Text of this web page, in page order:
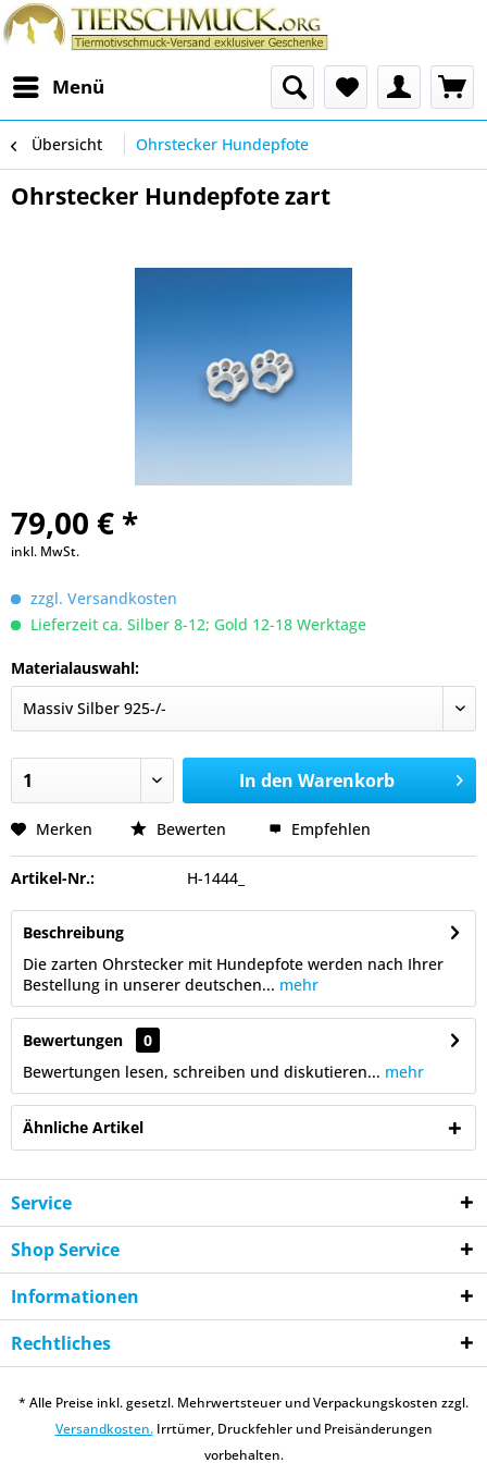
Menü
Übersicht Ohrstecker Hundepfote
Ohrstecker Hundepfote zart
79,00 € *
inkl. MwSt.
zzgl. Versandkosten
Lieferzeit ca. Silber 8-12; Gold 12-18 Werktage
Materialauswahl:
In den Warenkorb
Merken Bewerten Empfehlen
Artikel-Nr.: H-1444_
Beschreibung
Die zarten Ohrstecker mit Hundepfote werden nach Ihrer
Bestellung in unserer deutschen... mehr
Bewertungen
0
Bewertungen lesen, schreiben und diskutieren... mehr
Ähnliche Artikel
Service
Shop Service
Informationen
Rechtliches
* Alle Preise inkl. gesetzl. Mehrwertsteuer und Verpackungskosten zzgl.
Versandkosten.Irrtümer, Druckfehler und Preisänderungen
vorbehalten.